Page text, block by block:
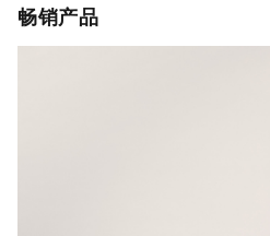
畅销产品